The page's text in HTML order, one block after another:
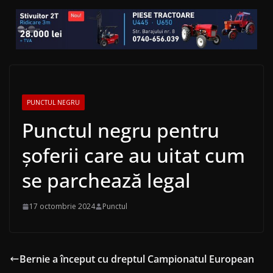
PUNCTUL NEGRU
Punctul negru pentru
șoferii care au uitat cum
se parchează legal
17 octombrie 2024 Punctul
Bernie a început cu dreptul Campionatul European